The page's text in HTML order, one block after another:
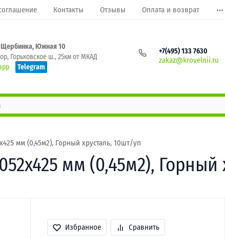
Контакты Отзывы Оплата и возврат
Щербинка, Южная 10
Горьковское ш., 25км от МКАД
Telegram
+7(495) 133 7630
zakaz@krovelnii.ru
мм (0,45м2), Горный хрусталь, 10шт/уп
мм (0,45м2), Горный
Избранное Сравнить